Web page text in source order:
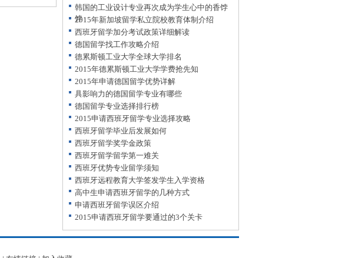
韩国的工业设计专业再次成为学生心中的香饽
饽
2015年新加坡留学私立院校教育体制介绍
西班牙留学加分考试政策详细解读
德国留学找工作攻略介绍
德累斯顿工业大学全球大学排名
2015年德累斯顿工业大学学费抢先知
2015年申请德国留学优势详解
具影响力的德国留学专业有哪些
德国留学专业选择排行榜
2015申请西班牙留学专业选择攻略
西班牙留学毕业后发展如何
西班牙留学奖学金政策
西班牙留学留学第一难关
西班牙优势专业留学须知
西班牙远程教育大学签发学生入学资格
高中生申请西班牙留学的几种方式
申请西班牙留学误区介绍
2015申请西班牙留学要通过的3个关卡